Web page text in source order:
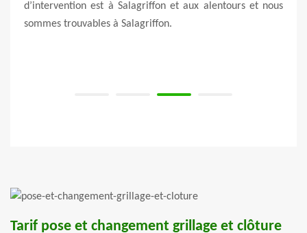
d’intervention est à Salagriffon et aux alentours et nous
sommes trouvables à Salagriffon.
Tarif pose et changement grillage et clôture